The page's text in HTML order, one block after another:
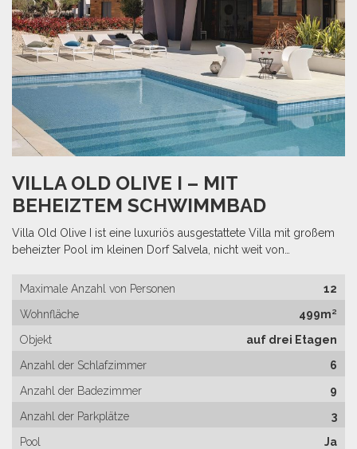
VILLA OLD OLIVE I – MIT
BEHEIZTEM SCHWIMMBAD
Villa Old Olive I ist eine luxuriös ausgestattete Villa mit großem
beheizter Pool im kleinen Dorf Salvela, nicht weit von…
Maximale Anzahl von Personen
12
Wohnfläche
499m²
Objekt
auf drei Etagen
Anzahl der Schlafzimmer
6
Anzahl der Badezimmer
9
Anzahl der Parkplätze
3
Pool
Ja